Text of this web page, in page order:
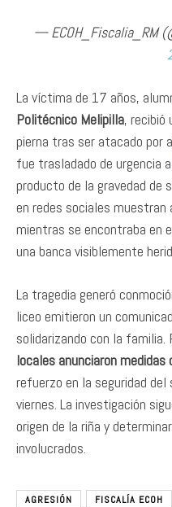
— ECOH_Fiscalia_RM
La víctima de 17 años,
Politécnico Melipilla, recibió
pierna tras ser atacado por
fue trasladado de urgencia
producto de la gravedad de
en redes sociales muestran
mientras se encontraba en
una banca visiblemente
La tragedia generó
liceo emitieron un
solidarizando con la familia.
locales anunciaron
refuerzo en la seguridad
viernes. La investigación
origen de la riña y
involucrados.
AGRESIÓN FISCALÍA ECOH